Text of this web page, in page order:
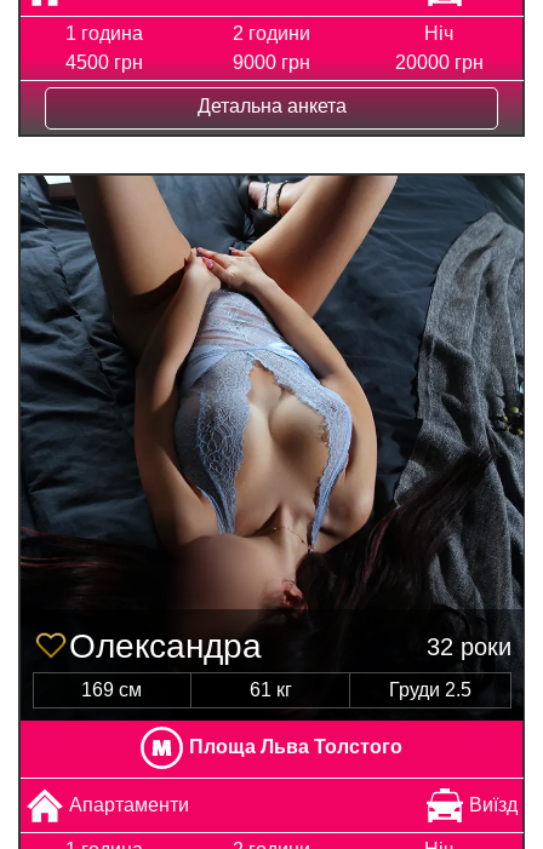
1 година
4500 грн
2 години
9000 грн
Ніч
20000 грн
Детальна анкета
Олександра 32 роки
169 см 61 кг Груди 2.5
Площа Льва Толстого
Апартаменти Виїзд